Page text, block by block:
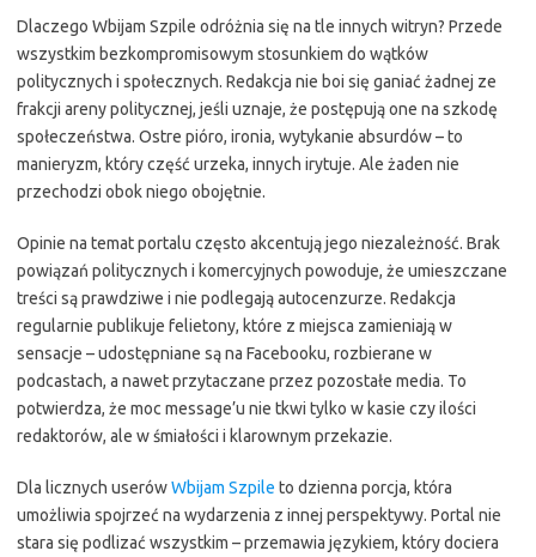
Dlaczego Wbijam Szpile odróżnia się na tle innych witryn? Przede
wszystkim bezkompromisowym stosunkiem do wątków
politycznych i społecznych. Redakcja nie boi się ganiać żadnej ze
frakcji areny politycznej, jeśli uznaje, że postępują one na szkodę
społeczeństwa. Ostre pióro, ironia, wytykanie absurdów – to
manieryzm, który część urzeka, innych irytuje. Ale żaden nie
przechodzi obok niego obojętnie.
Opinie na temat portalu często akcentują jego niezależność. Brak
powiązań politycznych i komercyjnych powoduje, że umieszczane
treści są prawdziwe i nie podlegają autocenzurze. Redakcja
regularnie publikuje felietony, które z miejsca zamieniają w
sensacje – udostępniane są na Facebooku, rozbierane w
podcastach, a nawet przytaczane przez pozostałe media. To
potwierdza, że moc message’u nie tkwi tylko w kasie czy ilości
redaktorów, ale w śmiałości i klarownym przekazie.
Dla licznych userówWbijam Szpile to dzienna porcja, która
umożliwia spojrzeć na wydarzenia z innej perspektywy. Portal nie
stara się podlizać wszystkim – przemawia językiem, który dociera